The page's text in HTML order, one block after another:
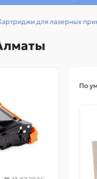
для лазерных
По